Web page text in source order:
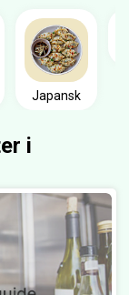
Japansk
i